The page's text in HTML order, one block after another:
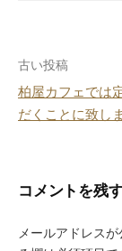
o
k
投
稿
ゲ
ー
古い投稿
柏屋カフェでは
だくことに致し
コメントを残
メールアドレス